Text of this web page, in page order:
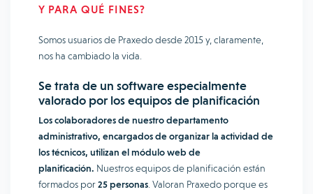
Y PARA QUÉ FINES?
Somos usuarios de Praxedo desde 2015 y, claramente,
nos ha cambiado la vida.
Se trata de un software especialmente
valorado por los equipos de planificación
Los colaboradores de nuestro departamento
administrativo, encargados de organizar la actividad de
los técnicos, utilizan el módulo web de
planificación. Nuestros equipos de planificación están
formados por25 personas . Valoran Praxedo porque es